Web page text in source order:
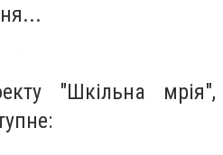
"Шкільна мрія",